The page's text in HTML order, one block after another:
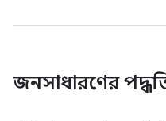
জনসাধারণের